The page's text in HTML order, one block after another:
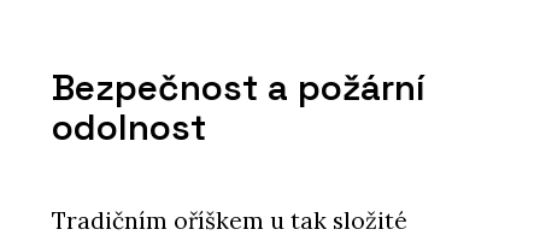
Bezpečnost a požární
odolnost
Tradičním oříškem u tak složité